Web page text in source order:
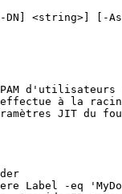
<string>] [-
à la
JIT du